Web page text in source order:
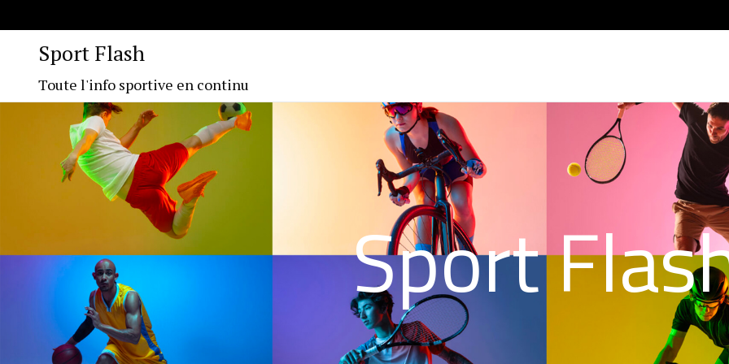
Sport Flash
Toute l'info sportive en continu
Sport